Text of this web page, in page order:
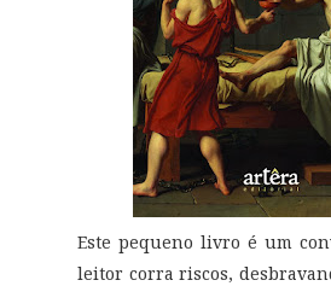
Este pequeno livro é um
leitor corra riscos,